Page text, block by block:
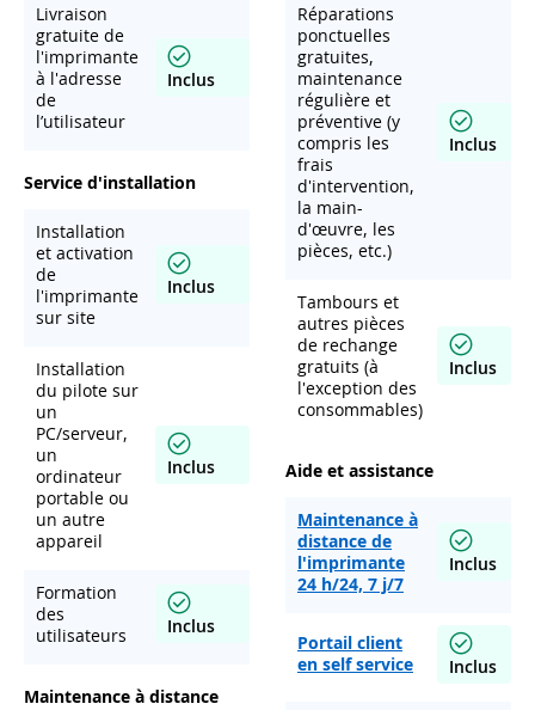
Livraison
gratuite de
l'imprimante
à l'adresse
de
l’utilisateur
Inclus
Service d'installation
Installation
et activation
de
l'imprimante
sur site
Inclus
Installation
du pilote sur
un
PC/serveur,
un
ordinateur
portable ou
un autre
appareil
Inclus
Formation
des
utilisateurs
Inclus
Maintenance à distance
Réparations
ponctuelles
gratuites,
maintenance
régulière et
préventive (y
compris les
frais
d'intervention,
la main-
d'œuvre, les
pièces, etc.)
Inclus
Tambours et
autres pièces
de rechange
gratuits (à
l'exception des
consommables)
Inclus
Aide et assistance
Maintenance à
distance de
l'imprimante
24 h/24, 7 j/7
Inclus
Portail client
en self service
Inclus